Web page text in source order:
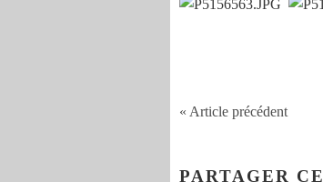
« Article précédent
PARTAGER